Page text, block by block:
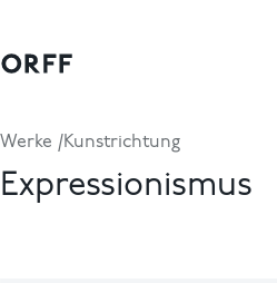
Werke Kunstrichtung
Expressionismus